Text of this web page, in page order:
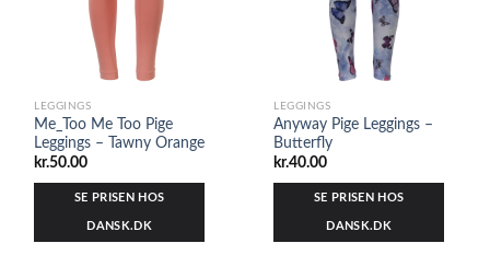
LEGGINGS
Me_Too Me Too Pige
Leggings – Tawny Orange
kr.50.00
SE PRISEN HOS
DANSK.DK
LEGGINGS
Anyway Pige Leggings –
Butterfly
kr.40.00
SE PRISEN HOS
DANSK.DK